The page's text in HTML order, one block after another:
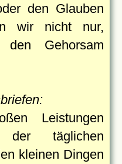
den Glauben
wir nicht nur,
den Gehorsam
Leistungen
der täglichen
kleinen Dingen